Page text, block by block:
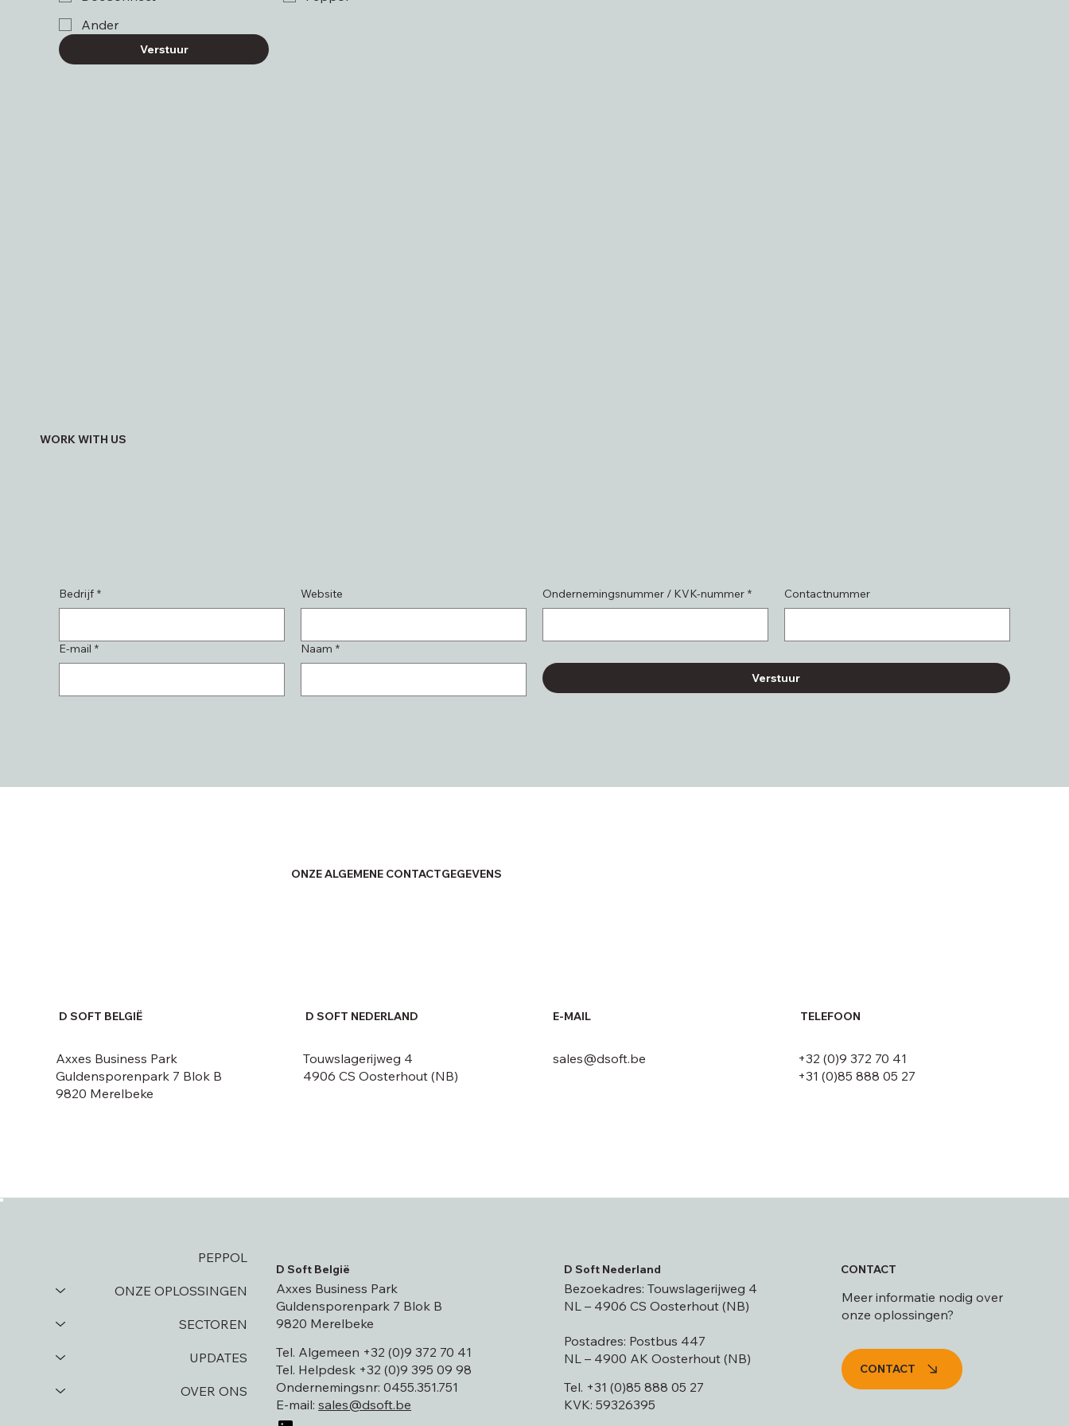
Ander
Verstuur
WORK WITH US
Bedrijf * Website Ondernemingsnummer / KVK-nummer * Contactnummer
E-mail * Naam *
Verstuur
ONZE ALGEMENE CONTACTGEGEVENS
D SOFT BELGIË
Axxes Business Park
Guldensporenpark 7 Blok B
9820 Merelbeke
D SOFT NEDERLAND
Touwslagerijweg 4
4906 CS Oosterhout (NB)
E-MAIL
sales@dsoft.be
TELEFOON
+32 (0)9 372 70 41
+31 (0)85 888 05 27
PEPPOL
ONZE OPLOSSINGEN
SECTOREN
UPDATES
OVER ONS
D Soft Nederland
Bezoekadres: Touwslagerijweg 4
NL – 4906 CS Oosterhout (NB)
Postadres: Postbus 447
NL – 4900 AK Oosterhout (NB)
Tel. +31 (0)85 888 05 27
KVK: 59326395
CONTACT
Meer informatie nodig over
onze oplossingen?
CONTACT
D Soft België
Axxes Business Park
Guldensporenpark 7 Blok B
9820 Merelbeke
Tel. Algemeen +32 (0)9 372 70 41
Tel. Helpdesk +32 (0)9 395 09 98
Ondernemingsnr: 0455.351.751
E-mail:sales@dsoft.be